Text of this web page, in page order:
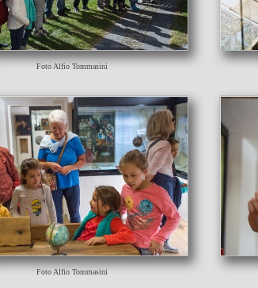
Foto Alfio Tommasini
Foto Alfio Tommasini